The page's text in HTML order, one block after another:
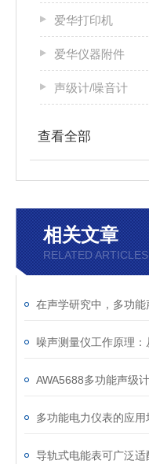
爱华打印机
爱华仪器附件
声级计/噪音计
查看全部
相关文章
RELATED ARTICLES